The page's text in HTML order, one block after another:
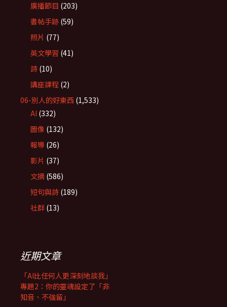
廣播節目 (203)
書帖手跡 (59)
照片 (77)
英文學習 (41)
詩 (10)
講座課程 (2)
06-別人的好東西 (1,533)
AI (332)
圖像 (132)
報導 (26)
影片 (37)
文摘 (586)
短句與詩 (189)
社群 (13)
近期文章
「AI比任何人更深刻地談我」
專題2：你的靈魂設定了「非
知音、不強留」